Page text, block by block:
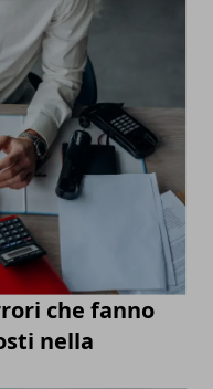
che fanno
nella